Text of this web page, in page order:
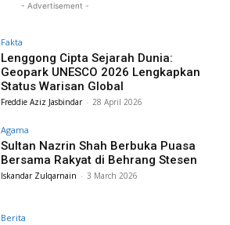
- Advertisement -
Fakta
Lenggong Cipta Sejarah Dunia:
Geopark UNESCO 2026 Lengkapkan
Status Warisan Global
Freddie Aziz Jasbindar - 28 April 2026
Agama
Sultan Nazrin Shah Berbuka Puasa
Bersama Rakyat di Behrang Stesen
Iskandar Zulqarnain - 3 March 2026
Berita